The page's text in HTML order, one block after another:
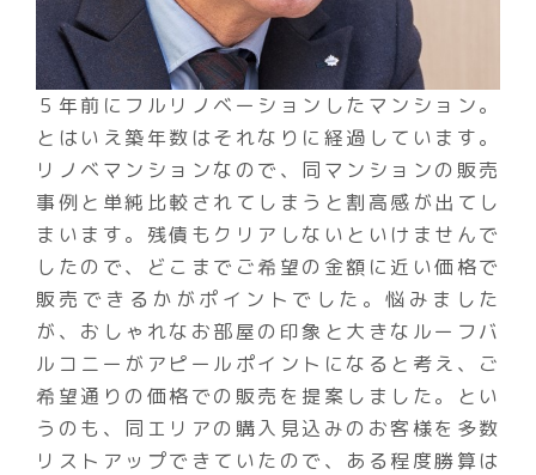
５年前にフルリノベーションしたマンション。
とはいえ築年数はそれなりに経過しています。
リノベマンションなので、同マンションの販売
事例と単純比較されてしまうと割高感が出てし
まいます。残債もクリアしないといけませんで
したので、どこまでご希望の金額に近い価格で
販売できるかがポイントでした。悩みました
が、おしゃれなお部屋の印象と大きなルーフバ
ルコニーがアピールポイントになると考え、ご
希望通りの価格での販売を提案しました。とい
うのも、同エリアの購入見込みのお客様を多数
リストアップできていたので、ある程度勝算は